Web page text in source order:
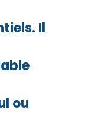
Il
ou